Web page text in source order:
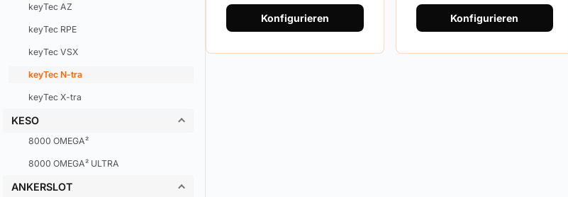
keyTec AZ
keyTec RPE
keyTec VSX
keyTec N-tra
keyTec X-tra
KESO
8000 OMEGA²
8000 OMEGA² ULTRA
ANKERSLOT
Konfigurieren Konfigurieren